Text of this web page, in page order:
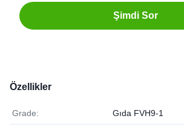
Şimdi Sor
Özellikler
Grade: Gıda FVH9-1